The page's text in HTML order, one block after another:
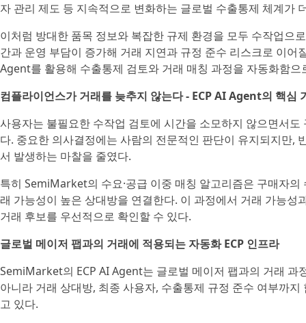
자 관리 제도 등 지속적으로 변화하는 글로벌 수출통제 체계가
이처럼 방대한 품목 정보와 복잡한 규제 환경을 모두 수작업으
간과 운영 부담이 증가해 거래 지연과 규정 준수 리스크로 이
Agent를 활용해 수출통제 검토와 거래 매칭 과정을 자동화함
컴플라이언스가 거래를 늦추지 않는다 - ECP AI Agent의 핵심
사용자는 불필요한 수작업 검토에 시간을 소모하지 않으면서
다. 중요한 의사결정에는 사람의 전문적인 판단이 유지되지만,
서 발생하는 마찰을 줄였다.
특히 SemiMarket의 수요·공급 이중 매칭 알고리즘은 구매자
래 가능성이 높은 상대방을 연결한다. 이 과정에서 거래 가능
거래 후보를 우선적으로 확인할 수 있다.
글로벌 메이저 팹과의 거래에 적용되는 자동화 ECP 인프라
SemiMarket의 ECP AI Agent는 글로벌 메이저 팹과의 거래 과
아니라 거래 상대방, 최종 사용자, 수출통제 규정 준수 여부까
고 있다.